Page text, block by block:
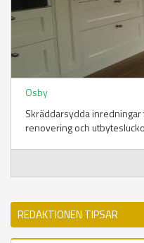
Osby
Skräddarsydda
renovering och
REDAKTIONEN TIPSAR